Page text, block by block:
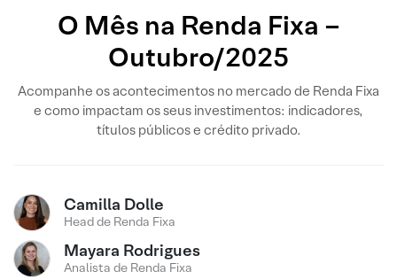
O Mês na Renda Fixa –
Outubro/2025
Acompanhe os acontecimentos no mercado de Renda Fixa
e como impactam os seus investimentos: indicadores,
títulos públicos e crédito privado.
Camilla Dolle
Head de Renda Fixa
Mayara Rodrigues
Analista de Renda Fixa